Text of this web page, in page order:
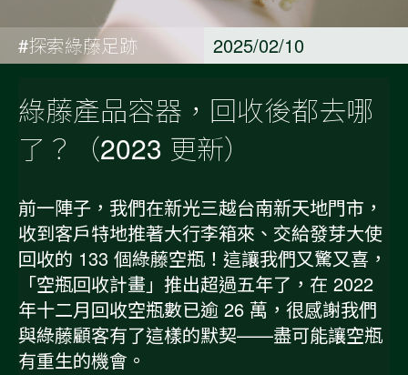
#探索綠藤足跡 2025/02/10
綠藤產品容器，回收後都去哪
了？（2023 更新）
前一陣子，我們在新光三越台南新天地門市，
收到客戶特地推著大行李箱來、交給發芽大使
回收的 133 個綠藤空瓶！這讓我們又驚又喜，
「空瓶回收計畫」推出超過五年了，在 2022
年十二月回收空瓶數已逾 26 萬，很感謝我們
與綠藤顧客有了這樣的默契——盡可能讓空瓶
有重生的機會。